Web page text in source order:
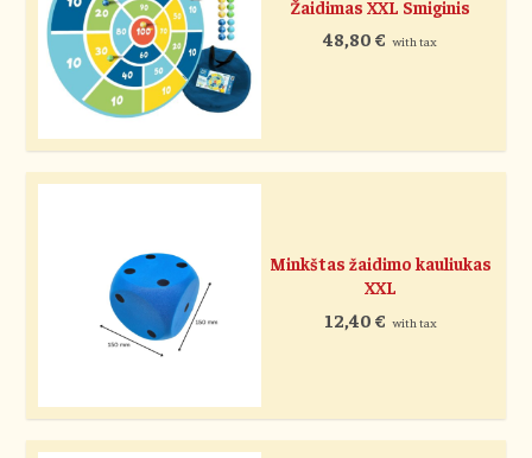
Žaidimas XXL Smiginis
48,80€ with tax
Minkštas žaidimo kauliukas
XXL
12,40 € with tax